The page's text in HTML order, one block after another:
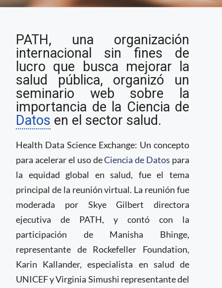
para reducir la
desigualdad en salud
PATH, una organización
internacional sin fines de
lucro que busca mejorar la
salud pública, organizó un
seminario web sobre la
importancia de la Ciencia de
Datos en el sector salud.
Health Data Science Exchange: Un concepto
para acelerar el uso deCiencia de Datos para
la equidad global en salud, fue el tema
principal de la reunión virtual. La reunión fue
moderada por Skye Gilbert directora
ejecutiva de PATH, y contó con la
participación de Manisha Bhinge,
representante de Rockefeller Foundation,
Karin Kallander, especialista en salud de
UNICEF y Virginia Simushi representante del